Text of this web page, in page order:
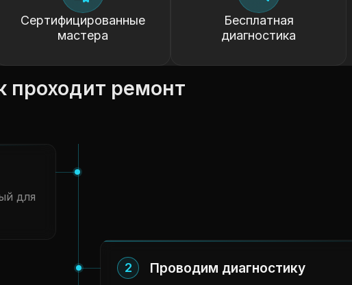
Сертифицированные
мастера
Бесплатная
диагностика
проходит ремонт
для
2 Проводим диагностику